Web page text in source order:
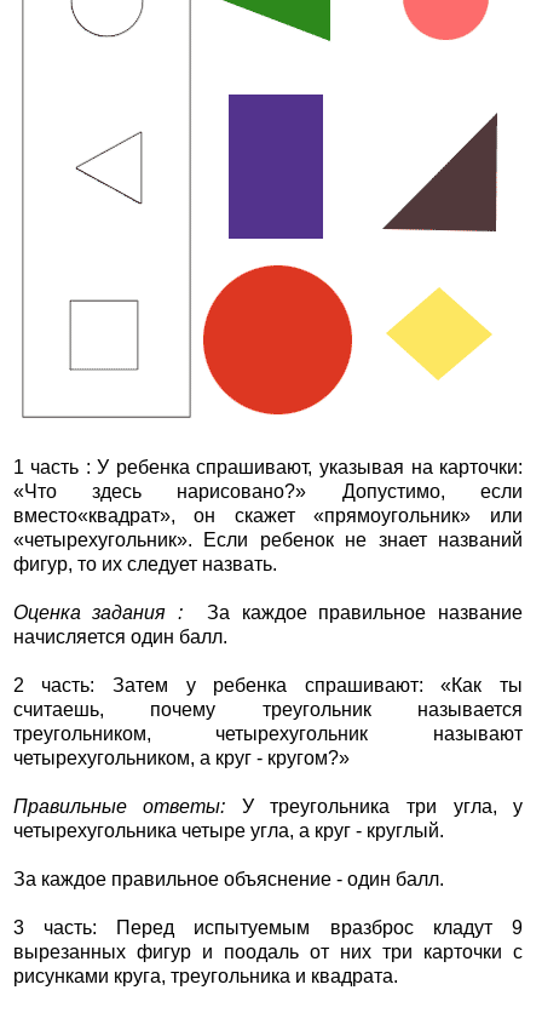
1 часть : У ребенка спрашивают, указывая на карточки:
«Что здесь нарисовано?» Допустимо, если
вместо«квадрат», он скажет «прямоугольник» или
«четырехугольник». Если ребенок не знает названий
фигур, то их следует назвать.
Оценка задания : За каждое правильное название
начисляется один балл.
2 часть: Затем у ребенка спрашивают: «Как ты
считаешь, почему треугольник называется
треугольником, четырехугольник называют
четырехугольником, а круг - кругом?»
Правильные ответы: У треугольника три угла, у
четырехугольника четыре угла, а круг - круглый.
За каждое правильное объяснение - один балл.
3 часть: Перед испытуемым вразброс кладут 9
вырезанных фигур и поодаль от них три карточки с
рисунками круга, треугольника и квадрата.